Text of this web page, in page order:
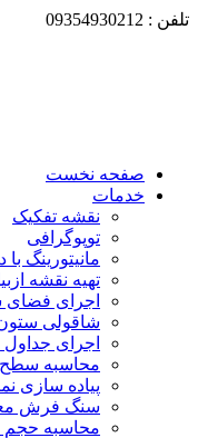
تلفن : 09354930212
صفحه نخست
خدمات
نقشه تفکیک
توپوگرافی
مانیتورینگ
تهیه نقشه
اجرای فضای
شاقولی
اجرای جداول
محاسبه
پیاده سازی
سنگ فرش
محاسبه حجم